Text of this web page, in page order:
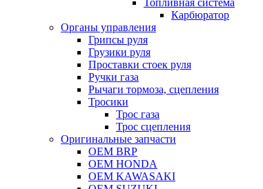
Топливная система
Карбюратор
Органы управления
Грипсы руля
Грузики руля
Проставки стоек руля
Ручки газа
Рычаги тормоза, сцепления
Тросики
Трос газа
Трос сцепления
Оригинальные запчасти
OEM BRP
OEM HONDA
OEM KAWASAKI